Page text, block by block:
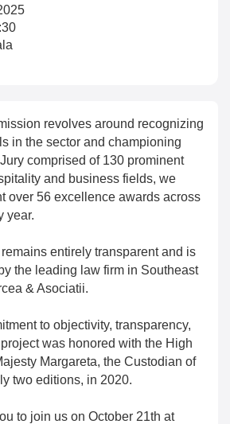
revolves around recognizing
in the sector and championing
comprised of 130 prominent
and business fields, we
over 56 excellence awards across
year.
entirely transparent and is
the leading law firm in Southeast
& Asociatii.
to objectivity, transparency,
was honored with the High
Margareta, the Custodian of
two editions, in 2020.
to join us on October 21th at